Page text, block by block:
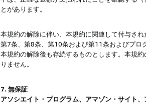
とがあります。
本規約の解除に伴い、本規約に関連して付与さ
第7条、第8条、第10条および第11条およびプロ
本規約の解除後も存続するものとします。本規
りません。
7. 無保証
アソシエイト・プログラム、アマゾン・サイト